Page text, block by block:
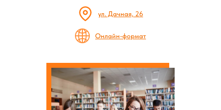
ул. Дачная, 26
Онлайн-формат